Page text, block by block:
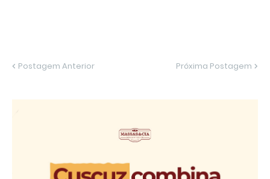
Postagem Anterior Próxima Postagem